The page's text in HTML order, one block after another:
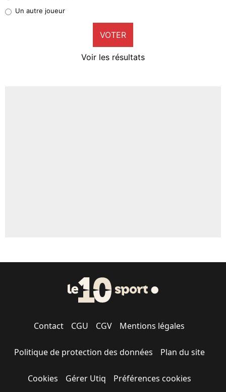
9%
Un autre joueur
VOTER
Voir les résultats
Contact CGU CGV Mentions légales
Politique de protection des données Plan du site
Cookies Gérer Utiq Préférences cookies